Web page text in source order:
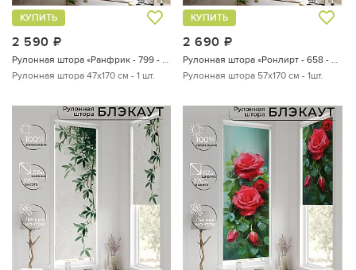
2 590
КУПИТЬ
Рулонная штора «Ранфрик - 799 - ширина 47 см»
Рулонная штора 47х170 см - 1 шт.
2 690
КУПИТЬ
Рулонная штора «Ронлирт - 658 - ширина 57 см»
Рулонная штора 57х170 см - 1шт.